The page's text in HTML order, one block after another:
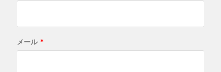
メール *